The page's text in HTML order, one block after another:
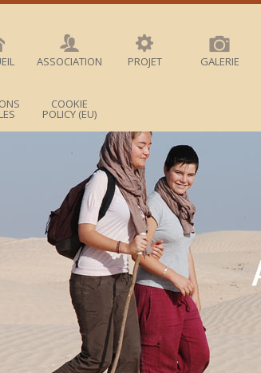
ASSOCIATION PROJET GALERIE
COOKIE
POLICY (EU)